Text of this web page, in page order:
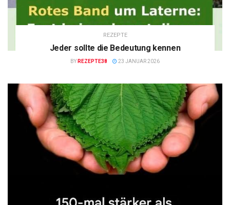
REZEPTE
Jeder sollte die Bedeutung kennen
BY REZEPTE38 23 JANUAR 2026